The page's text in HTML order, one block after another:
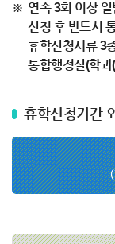
연속 3회 이상
신청 후 반드시
휴학신청서류 3
통합행정실(학과
휴학신청기간